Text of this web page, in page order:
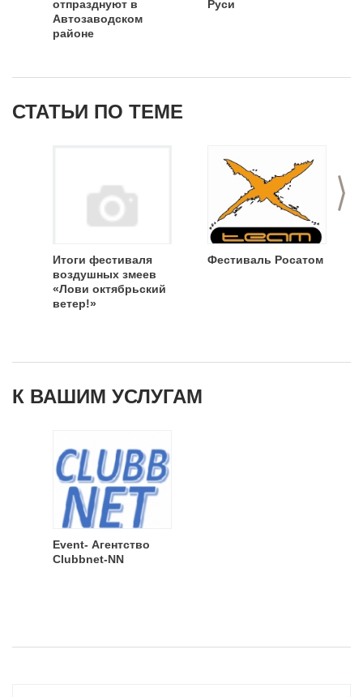
отпразднуют в
Автозаводском
районе
Руси
СТАТЬИ ПО ТЕМЕ
>
Итоги фестиваля
воздушных змеев
«Лови октябрьский
ветер!»
Фестиваль Росатом
К ВАШИМ УСЛУГАМ
Event- Агентство
Clubbnet-NN